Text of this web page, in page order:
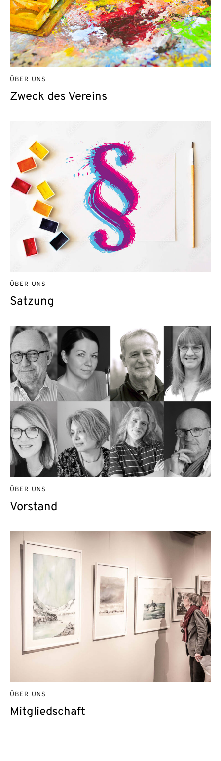
Zweck des Vereins
ÜBER UNS
Satzung
ÜBER UNS
Vorstand
ÜBER UNS
Mitgliedschaft
ÜBER UNS